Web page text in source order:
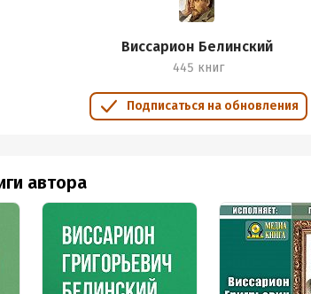
Виссарион Белинский
445 книг
Подписаться на обновления
автора